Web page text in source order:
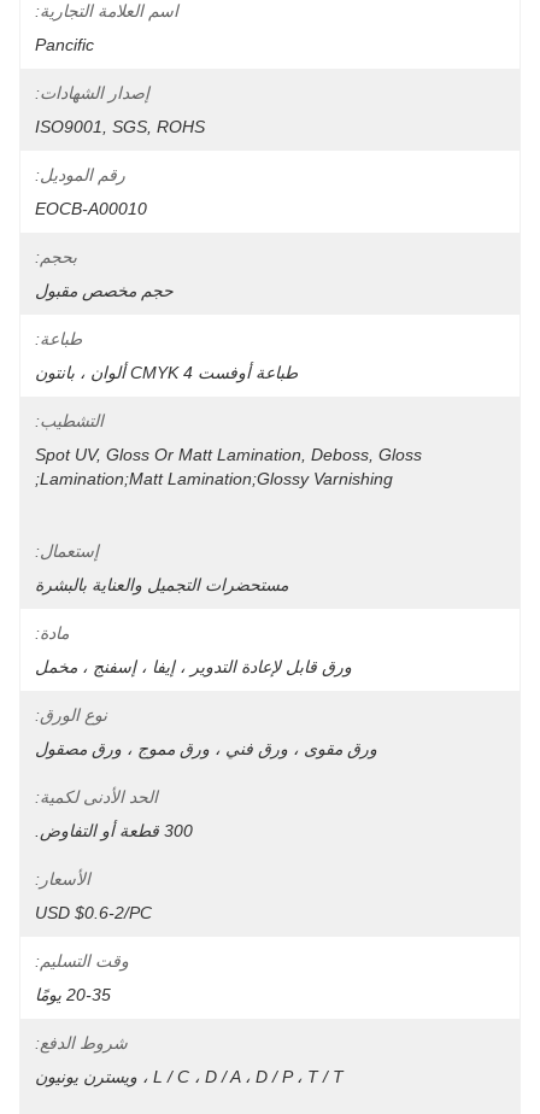
اسم العلامة التجارية:
Pancific
إصدار الشهادات:
ISO9001, SGS, ROHS
رقم الموديل:
EOCB-A00010
بحجم:
حجم مخصص مقبول
طباعة:
طباعة أوفست CMYK 4 ألوان ، بانتون
التشطيب:
Spot UV, Gloss Or Matt Lamination, Deboss, Gloss
إستعمال:
مستحضرات التجميل والعناية بالبشرة
مادة:
ورق قابل لإعادة التدوير ، إيفا ، إسفنج ، مخمل
نوع الورق:
ورق مقوى ، ورق فني ، ورق مموج ، ورق مصقول
الحد الأدنى لكمية:
300 قطعة أو التفاوض.
الأسعار:
USD $0.6-2/PC
وقت التسليم:
20-35 يومًا
شروط الدفع:
L / C ، D / A ، D / P ، T / T ، ويسترن يونيون